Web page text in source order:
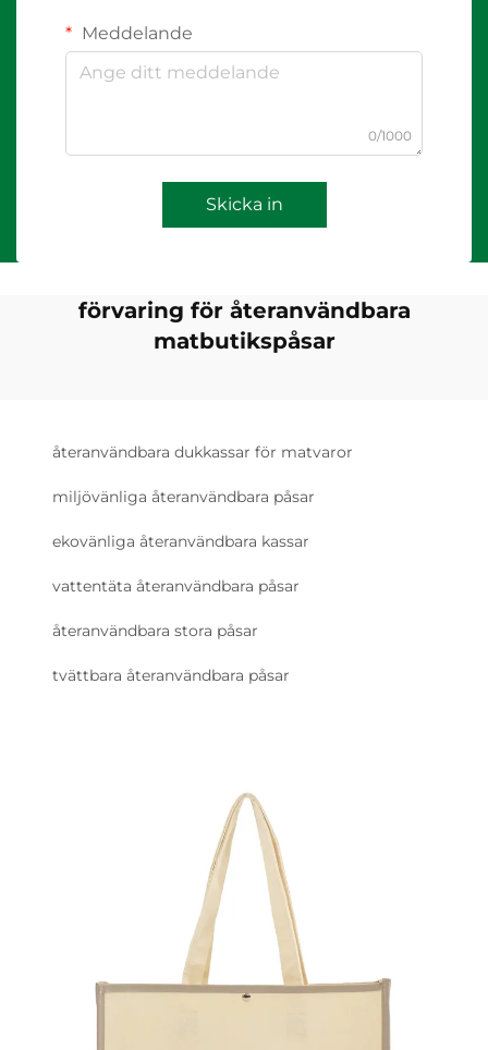
Meddelande
0/1000
Skicka in
förvaring för återanvändbara
matbutikspåsar
återanvändbara dukkassar för matvaror
miljövänliga återanvändbara påsar
ekovänliga återanvändbara kassar
vattentäta återanvändbara påsar
återanvändbara stora påsar
tvättbara återanvändbara påsar